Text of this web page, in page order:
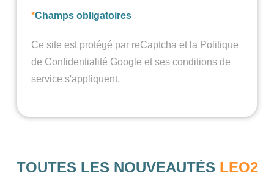
*Champs obligatoires
Ce site est protégé par reCaptcha et la Politique
de Confidentialité Google et ses conditions de
service s'appliquent.
TOUTES LES NOUVEAUTÉS LEO2